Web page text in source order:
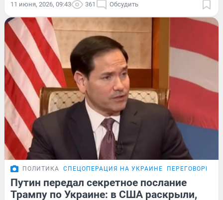
11 июня, 2026, 09:43 361 Обсудить
ПОЛИТИКА СПЕЦОПЕРАЦИЯ НА УКРАИНЕ ПЕРЕГОВОРЫ
Путин передал секретное послание
Трампу по Украине: в США раскрыли,